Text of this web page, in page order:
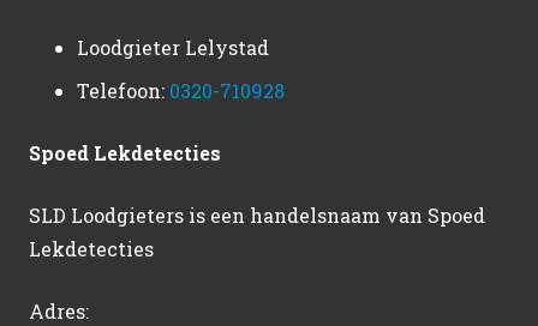
Loodgieter Lelystad
Telefoon: 0320-710928
Spoed Lekdetecties
SLD Loodgieters is een handelsnaam van Spoed
Lekdetecties
Adres: